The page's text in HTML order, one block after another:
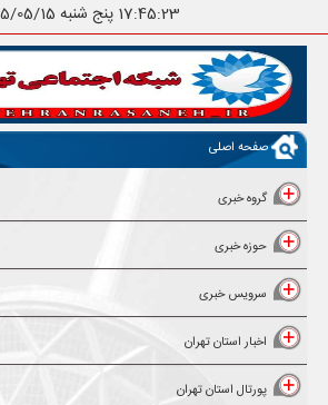
17:45:24 پنج شنبه 1405/05/15
صفحه اصلی
گروه خبری
حوزه خبری
سرویس خبری
اخبار استان تهران
پورتال استان تهران